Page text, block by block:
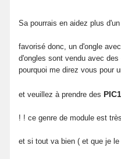
Sa pourrais en aidez plus
favorisé donc, un d'ongle
d'ongles sont vendu avec
pourquoi me direz vous pour
et veuillez à prendre des
! ! ce genre de module est
et si tout va bien ( et que je